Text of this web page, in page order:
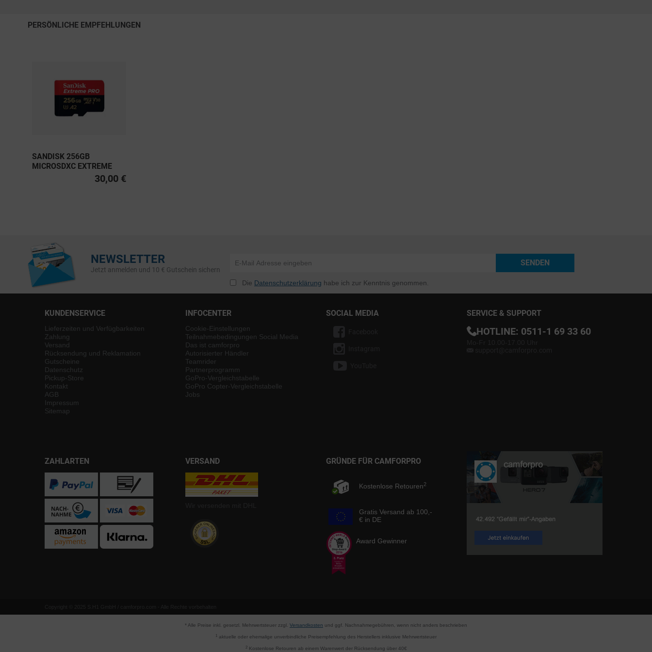
PERSÖNLICHE EMPFEHLUNGEN
SANDISK 256GB
MICROSDXC EXTREME
PRO UHS-I U3, CLASS 10
30,00 €
NEWSLETTER
Jetzt anmelden und 10 € Gutschein sichern
SENDEN
Die Datenschutzerklärung habe ich zur Kenntnis genommen.
KUNDENSERVICE
Lieferzeiten und Verfügbarkeiten
Zahlung
Versand
Rücksendung und Reklamation
Gutscheine
Datenschutz
Pickup-Store
Kontakt
AGB
Impressum
Sitemap
INFOCENTER
Cookie-Einstellungen
Teilnahmebedingungen Social Media
Das ist camforpro
Autorisierter Händler
Teamrider
Partnerprogramm
GoPro-Vergleichstabelle
GoPro Copter-Vergleichstabelle
Jobs
SOCIAL MEDIA SERVICE & SUPPORT
HOTLINE: 0511-1 69 33 60
ZAHLARTEN VERSAND GRÜNDE FÜR CAMFORPRO
Kostenlose Retouren2
Gratis Versand ab 100,-
€ in DE
Award Gewinner
Copyright © 2025 S.H1 GmbH / camforpro.com - Alle Rechte vorbehalten
* Alle Preise inkl. gesetzl. Mehrwertsteuer zzgl. Versandkosten und ggf. Nachnahmegebühren, wenn nicht anders beschrieben
aktuelle oder ehemalige unverbindliche Preisempfehlung des Herstellers inklusive Mehrwertsteuer
2Kostenlose Retouren ab einem Warenwert der Rücksendung über 40€